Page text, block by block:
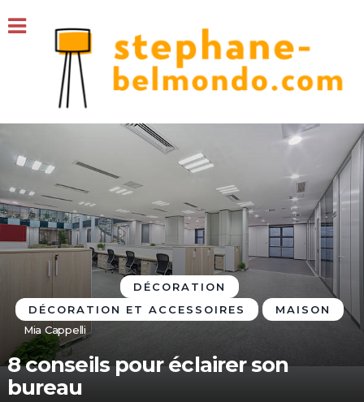
DÉCORATION
DÉCORATION ET ACCESSOIRES
MAISON
Mia Cappelli
8 conseils pour éclairer son
bureau